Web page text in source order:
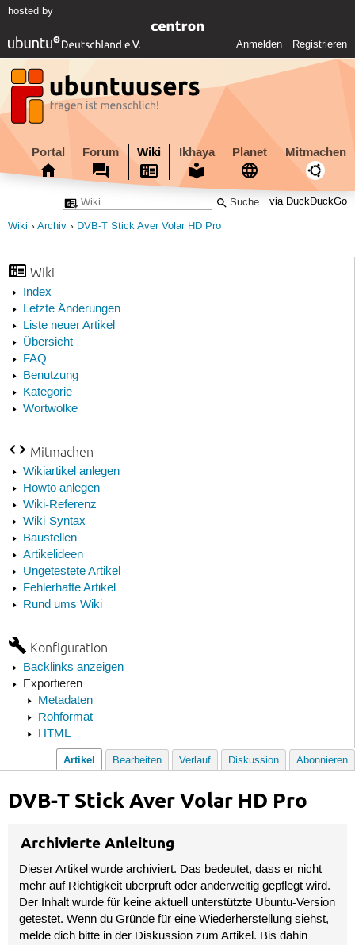
hosted by
Anmelden Registrieren
Portal Forum Wiki Ikhaya Planet Mitmachen
via DuckDuckGo
Wiki Archiv DVB-T Stick Aver Volar HD Pro
Wiki
Index
Letzte Änderungen
Liste neuer Artikel
Übersicht
FAQ
Benutzung
Kategorie
Wortwolke
Mitmachen
Wikiartikel anlegen
Howto anlegen
Wiki-Referenz
Wiki-Syntax
Baustellen
Artikelideen
Ungetestete Artikel
Fehlerhafte Artikel
Rund ums Wiki
Konfiguration
Backlinks anzeigen
Exportieren
Metadaten
Rohformat
HTML
Artikel Bearbeiten Verlauf Diskussion Abonnieren
DVB-T Stick Aver Volar HD Pro
Archivierte Anleitung
Dieser Artikel wurde archiviert. Das bedeutet, dass er nicht
mehr auf Richtigkeit überprüft oder anderweitig gepflegt wird.
Der Inhalt wurde für keine aktuell unterstützte Ubuntu-Version
getestet. Wenn du Gründe für eine Wiederherstellung siehst,
melde dich bitte in der Diskussion zum Artikel. Bis dahin